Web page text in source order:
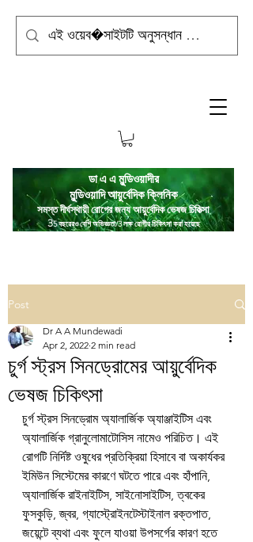
ডা এ এ মুন্ডিওয়াদীর
মুন্ডিওয়াদিআয়ুর্বেদিক ক্লিনিক
সমস্ত দীর্ঘস্থায়ী রোগের জন্য আয়ুর্বেদিক ভেষজ চিকিত্সা
35 বছরেরও বেশি অভিজ্ঞতা/3 লক্ষ রোগীর চিকিৎসা করা হয়েছে
Post
চুর্গ স্ট্রস সিনড্রোমের আয়ুর্বেদিক
ভেষজ চিকিৎসা
Dr A A Mundewadi
Apr 2, 2022 2 min read
চুর্গ স্ট্রস সিনড্রোম অ্যালার্জিক অ্যাঞ্জাইটিস এবং
অ্যালার্জিক গ্রানুলোমাটোসিস নামেও পরিচিত। এই
রোগটি নির্দিষ্ট ওষুধের প্রতিক্রিয়া হিসাবে বা অকার্যকর
ইমিউন সিস্টেমের কারণে ঘটতে পারে এবং হাঁপানি,
অ্যালার্জিক রাইনাইটিস, সাইনোসাইটিস, ত্বকের
ফুসকুড়ি, জ্বর, গ্যাস্ট্রোইনটেস্টাইনাল রক্তপাত,
জয়েন্টে ব্যথা এবং ফুলে যাওয়া উপসর্গের কারণ হতে